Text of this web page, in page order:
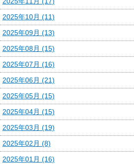
2025年10月 (11)
2025年09月 (13)
2025年08月 (15)
2025年07月 (16)
2025年06月 (21)
2025年05月 (15)
2025年04月 (15)
2025年03月 (19)
2025年02月 (8)
2025年01月 (16)